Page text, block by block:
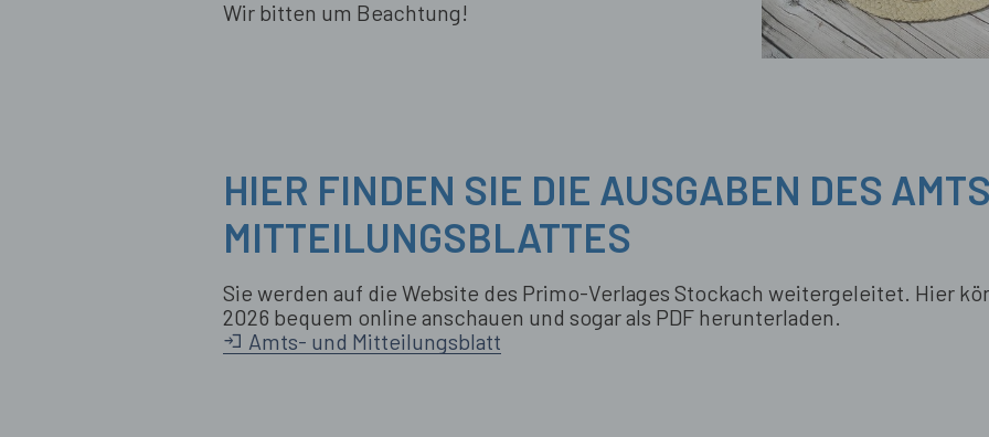
Wir bitten um Beachtung!
HIER FINDEN SIE DIE AUSGABEN DES
MITTEILUNGSBLATTES
Sie werden auf die Website des Primo-Verlages Stockach weitergeleitet. Hier
2026 bequem online anschauen und sogar als PDF herunterladen.
Amts- und Mitteilungsblatt